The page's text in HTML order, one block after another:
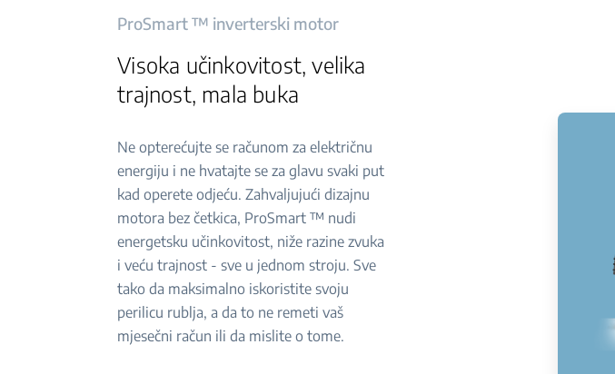
ProSmart ™ inverterski motor
Visoka učinkovitost, velika
trajnost, mala buka
Ne opterećujte se računom za električnu
energiju i ne hvatajte se za glavu svaki put
kad operete odjeću. Zahvaljujući dizajnu
motora bez četkica, ProSmart ™ nudi
energetsku učinkovitost, niže razine zvuka
i veću trajnost - sve u jednom stroju. Sve
tako da maksimalno iskoristite svoju
perilicu rublja, a da to ne remeti vaš
mjesečni račun ili da mislite o tome.